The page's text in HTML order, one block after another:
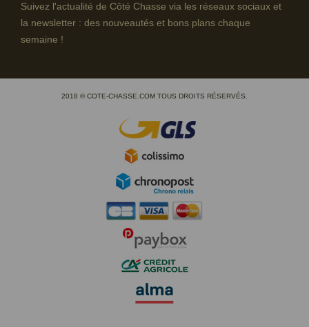
Suivez l'actualité de Côté Chasse via les réseaux sociaux et
la newsletter : des nouveautés et bons plans chaque
semaine !
2018 © COTE-CHASSE.COM TOUS DROITS RÉSERVÉS.